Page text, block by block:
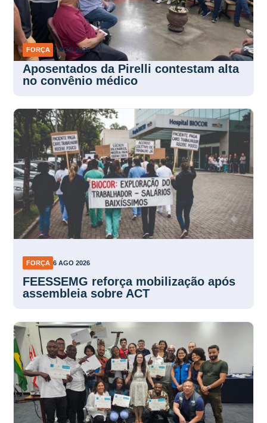
FORÇA 7 AGO 2026
Aposentados da Pirelli contestam alta
no convênio médico
FORÇA 6 AGO 2026
FEESSEMG reforça mobilização após
assembleia sobre ACT